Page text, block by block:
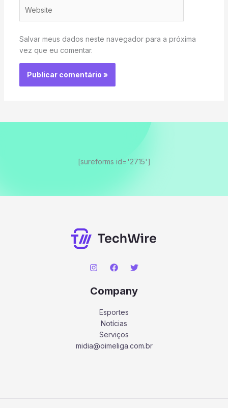
Salvar meus dados neste navegador para a próxima
vez que eu comentar.
[sureforms id='2715']
Company
Esportes
Notícias
Serviços
midia@oimeliga.com.br